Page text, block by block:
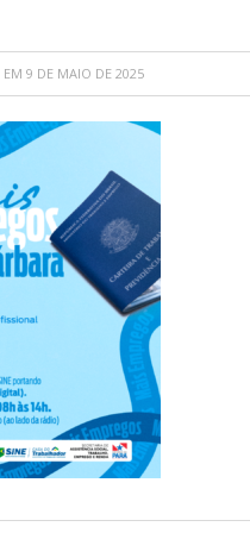
EM 9 DE MAIO DE 2025